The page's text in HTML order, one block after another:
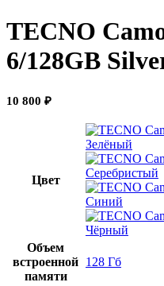
TECNO
6/128GB
10 800 ₽
Цвет
Зелёный
Серебристый
Синий
Чёрный
Объем
встроенной
памяти
128 Гб